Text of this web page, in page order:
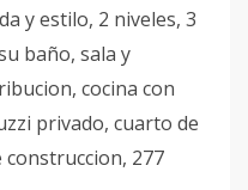
y estilo, 2 niveles, 3
baño, sala y
cocina con
privado, cuarto de
construccion, 277